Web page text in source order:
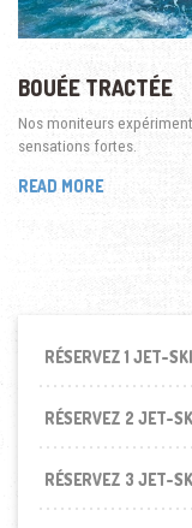
BOUÉE TRACTÉE
Nos moniteurs
sensations fortes.
READ MORE
RÉSERVEZ 1 JET-SKI
RÉSERVEZ 2 JET-
RÉSERVEZ 3 JET-